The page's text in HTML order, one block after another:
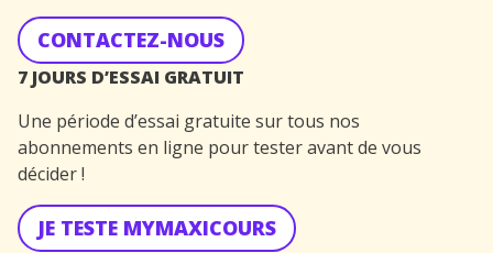
CONTACTEZ-NOUS
7 JOURS D’ESSAI GRATUIT
Une période d’essai gratuite sur tous nos
abonnements en ligne pour tester avant de vous
décider !
JE TESTE MYMAXICOURS